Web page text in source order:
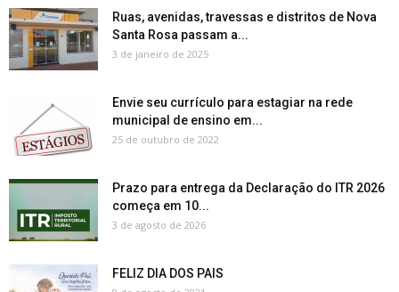
Ruas, avenidas, travessas e distritos de Nova
Santa Rosa passam a...
3 de janeiro de 2025
Envie seu currículo para estagiar na rede
municipal de ensino em...
25 de outubro de 2022
Prazo para entrega da Declaração do ITR 2026
começa em 10...
3 de agosto de 2026
FELIZ DIA DOS PAIS